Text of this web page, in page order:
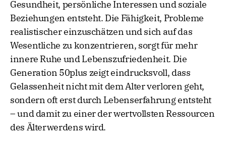
Gesundheit, persönliche Interessen und soziale
Beziehungen entsteht. Die Fähigkeit, Probleme
realistischer einzuschätzen und sich auf das
Wesentliche zu konzentrieren, sorgt für mehr
innere Ruhe und Lebenszufriedenheit. Die
Generation 50plus zeigt eindrucksvoll, dass
Gelassenheit nicht mit dem Alter verloren geht,
sondern oft erst durch Lebenserfahrung entsteht
– und damit zu einer der wertvollsten Ressourcen
des Älterwerdens wird.